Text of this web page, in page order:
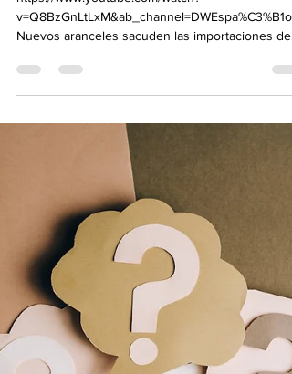
albioh1
8 jul 2024
3 min de lectura
Explore las últimas noticias
económicas, incluidas nuevas
tarifas, acuerdos de aviación y
desafíos ambientales, Noticias
del 1 al 5 de julio del 2024
https://www.youtube.com/watch?
v=Q8BzGnLtLxM&ab_channel=DWEspa%C3%B1ol
Nuevos aranceles sacuden las importaciones de
automóviles chinos En...